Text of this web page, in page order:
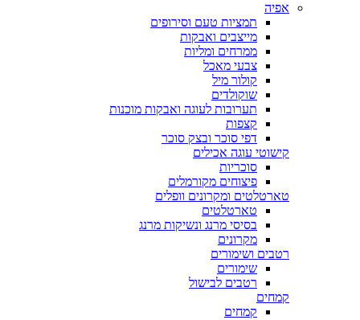
אפיה
תמציות טעם וסירופים
מייצבים ואבקות
ממרחים ומליות
צבעי מאכל
קולור מיל
שוקולדים
תערובות לעוגה ואבקות מוכנות
קצפות
דפי סוכר ובצק סוכר
קישוטי עוגה אכילים
סוכריות
פיצוחים מקורמלים
טארטלטים ומקרונים וופלים
טארטלטים
בסיסי מרנג ונשיקות מרנג
מקרונים
רטבים ושימורים
שימורים
רטבים לבישול
קמחים
קמחים